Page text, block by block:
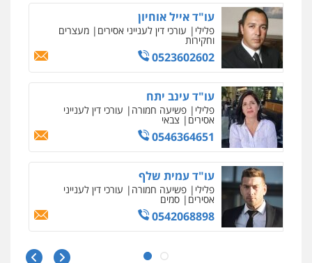
עו"ד יפעת שוורץ סיל
פלילי תעבורה
0523379525
עו"ד שילה ענבר
פלילי כלכלי מיסים הלבנת הון ייעוץ לעורכי
דין
0506216097
עו"ד אביגדור פלדמן
פלילי אסירים צווארון לבן זכויות אדם
0505345826
עו"ד אתנה אדרי